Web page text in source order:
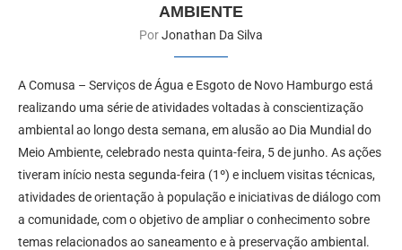
AMBIENTE
PorJonathan Da Silva
A Comusa – Serviços de Água e Esgoto de Novo Hamburgo está
realizando uma série de atividades voltadas à conscientização
ambiental ao longo desta semana, em alusão ao Dia Mundial do
Meio Ambiente, celebrado nesta quinta-feira, 5 de junho. As ações
tiveram início nesta segunda-feira (1º) e incluem visitas técnicas,
atividades de orientação à população e iniciativas de diálogo com
a comunidade, com o objetivo de ampliar o conhecimento sobre
temas relacionados ao saneamento e à preservação ambiental.